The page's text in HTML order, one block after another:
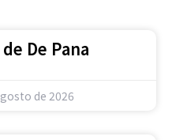
De Pana
de 2026